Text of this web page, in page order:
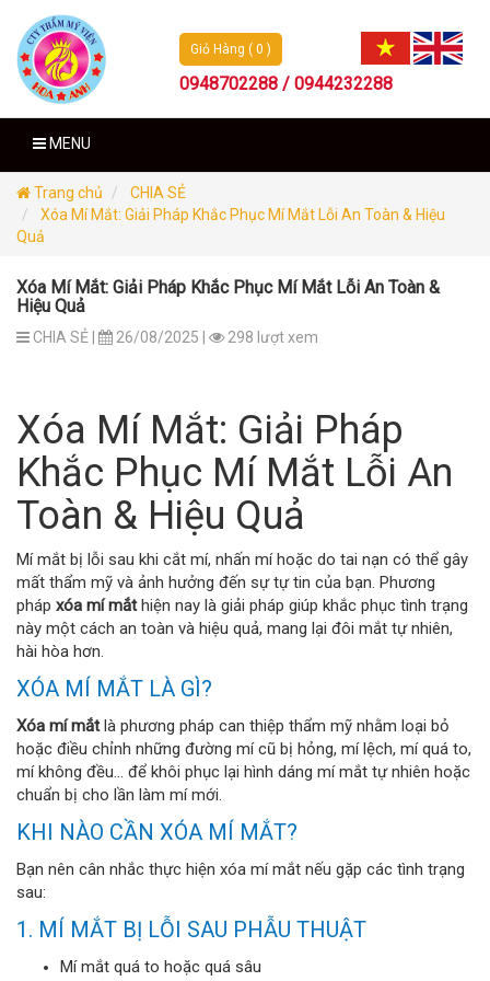
Giỏ Hàng ( 0 )
0948702288 / 0944232288
MENU
Trang chủ
CHIA SẺ
Xóa Mí Mắt: Giải Pháp Khắc Phục Mí Mắt Lỗi An Toàn & Hiệu
Quả
Xóa Mí Mắt: Giải Pháp Khắc Phục Mí Mắt Lỗi An Toàn &
Hiệu Quả
CHIA SẺ | 26/08/2025 | 298 lượt xem
Xóa Mí Mắt: Giải Pháp
Khắc Phục Mí Mắt Lỗi An
Toàn & Hiệu Quả
Mí mắt bị lỗi sau khi cắt mí, nhấn mí hoặc do tai nạn có thể gây
mất thẩm mỹ và ảnh hưởng đến sự tự tin của bạn. Phương
pháp xóa mí mắthiện nay là giải pháp giúp khắc phục tình trạng
này một cách an toàn và hiệu quả, mang lại đôi mắt tự nhiên,
hài hòa hơn.
XÓA MÍ MẮT LÀ GÌ?
Xóa mí mắtlà phương pháp can thiệp thẩm mỹ nhằm loại bỏ
hoặc điều chỉnh những đường mí cũ bị hỏng, mí lệch, mí quá to,
mí không đều... để khôi phục lại hình dáng mí mắt tự nhiên hoặc
chuẩn bị cho lần làm mí mới.
KHI NÀO CẦN XÓA MÍ MẮT?
Bạn nên cân nhắc thực hiện xóa mí mắt nếu gặp các tình trạng
sau:
1. MÍ MẮT BỊ LỖI SAU PHẪU THUẬT
Mí mắt quá to hoặc quá sâu